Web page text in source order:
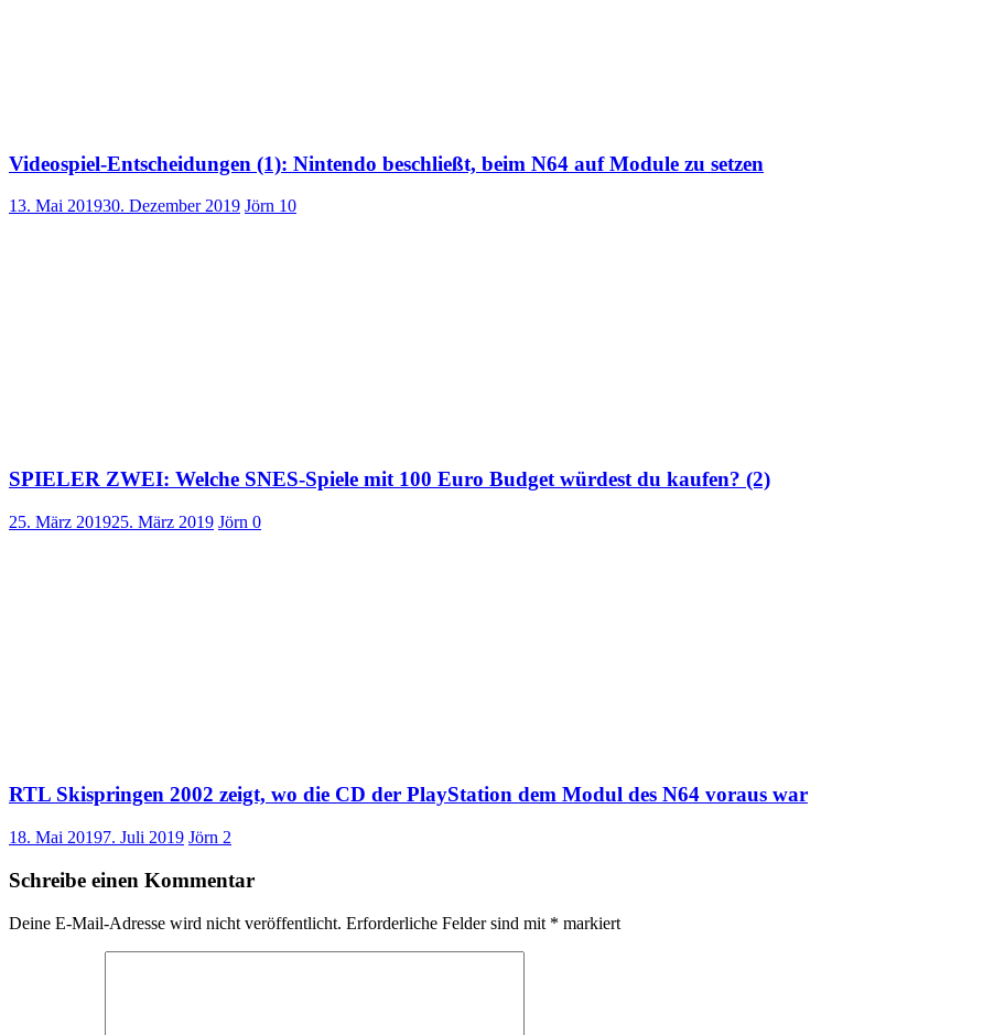
Videospiel-Entscheidungen (1): Nintendo beschließt, beim N64 auf Module zu setzen
13. Mai 201930. Dezember 2019 Jörn 10
SPIELER ZWEI: Welche SNES-Spiele mit 100 Euro Budget würdest du kaufen? (2)
25. März 201925. März 2019 Jörn 0
RTL Skispringen 2002 zeigt, wo die CD der PlayStation dem Modul des N64 voraus war
18. Mai 20197. Juli 2019 Jörn 2
Schreibe einen Kommentar
Deine E-Mail-Adresse wird nicht veröffentlicht. Erforderliche Felder sind mit * markiert